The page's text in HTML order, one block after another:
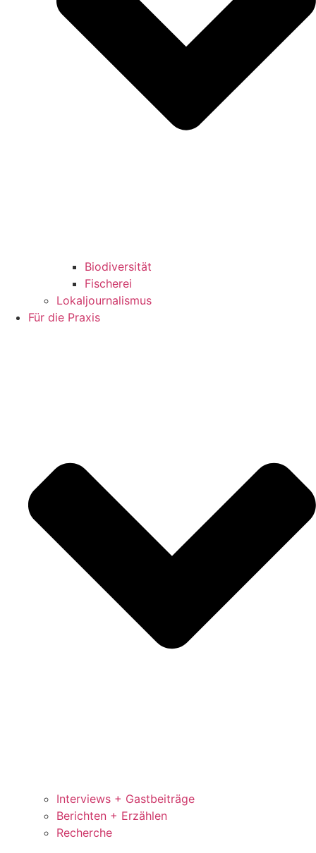
Biodiversität
Fischerei
Lokaljournalismus
Für die Praxis
Interviews + Gastbeiträge
Berichten + Erzählen
Recherche